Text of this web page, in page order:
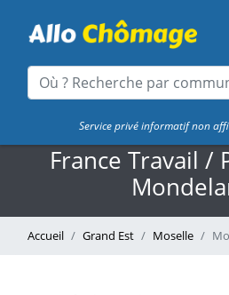
Service privé informatif non
France Travail /
Accueil Grand Est Moselle